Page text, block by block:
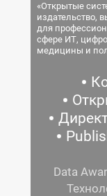
«Открытые
издательство,
для
сфере ИТ,
медицины и
Data